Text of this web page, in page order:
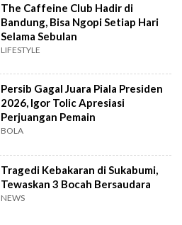
The Caffeine Club Hadir di
Bandung, Bisa Ngopi Setiap Hari
Selama Sebulan
LIFESTYLE
Persib Gagal Juara Piala Presiden
2026, Igor Tolic Apresiasi
Perjuangan Pemain
BOLA
Tragedi Kebakaran di Sukabumi,
Tewaskan 3 Bocah Bersaudara
NEWS